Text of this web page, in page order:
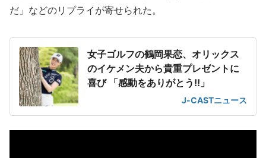
だ」などのリプライが寄せられた。
女子ゴルフの鶴岡果恋、オリックス
のイケメン夫から貴重プレゼントに
喜び 「感動をありがとう!!」
J-CASTニュース